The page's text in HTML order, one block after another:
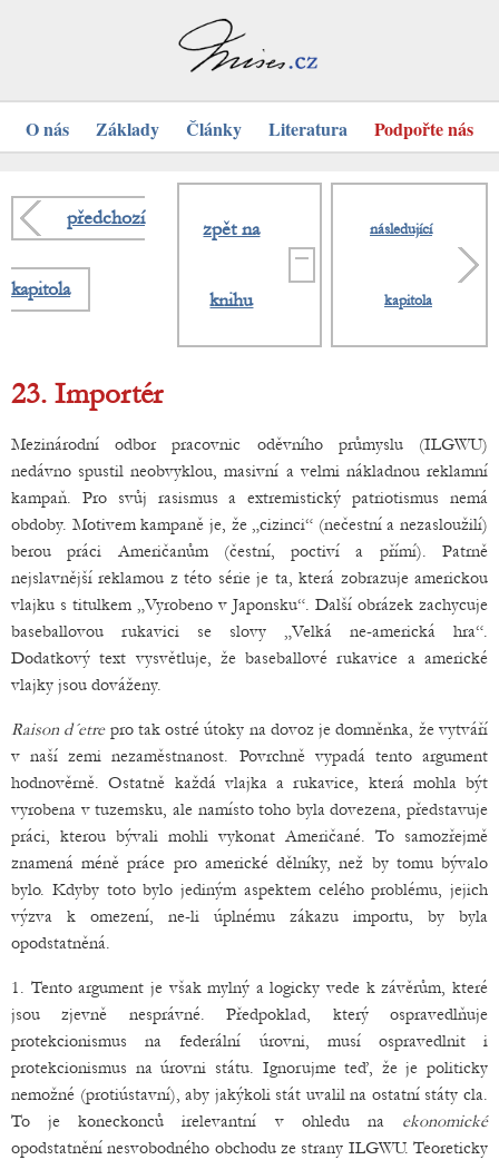
O nás Základy Články Literatura Podpořte nás
předchozí
kapitola
zpět na
knihu
následující
kapitola
23. Importér
Mezinárodní odbor pracovnic oděvního průmyslu (ILGWU)
nedávno spustil neobvyklou, masivní a velmi nákladnou reklamní
kampaň. Pro svůj rasismus a extremistický patriotismus nemá
obdoby. Motivem kampaně je, že „cizinci“ (nečestní a nezasloužilí)
berou práci Američanům (čestní, poctiví a přímí). Patrně
nejslavnější reklamou z této série je ta, která zobrazuje americkou
vlajku s titulkem „Vyrobeno v Japonsku“. Další obrázek zachycuje
baseballovou rukavici se slovy „Velká ne-americká hra“.
Dodatkový text vysvětluje, že baseballové rukavice a americké
vlajky jsou dováženy.
Raison d´etrepro tak ostré útoky na dovoz je domněnka, že vytváří
v naší zemi nezaměstnanost. Povrchně vypadá tento argument
hodnověrně. Ostatně každá vlajka a rukavice, která mohla být
vyrobena v tuzemsku, ale namísto toho byla dovezena, představuje
práci, kterou bývali mohli vykonat Američané. To samozřejmě
znamená méně práce pro americké dělníky, než by tomu bývalo
bylo. Kdyby toto bylo jediným aspektem celého problému, jejich
výzva k omezení, ne-li úplnému zákazu importu, by byla
opodstatněná.
1. Tento argument je však mylný a logicky vede k závěrům, které
jsou zjevně nesprávné. Předpoklad, který ospravedlňuje
protekcionismus na federální úrovni, musí ospravedlnit i
protekcionismus na úrovni státu. Ignorujme teď, že je politicky
nemožné (protiústavní), aby jakýkoli stát uvalil na ostatní státy cla.
To je koneckonců irelevantní v ohledu na ekonomické
opodstatnění nesvobodného obchodu ze strany ILGWU. Teoreticky